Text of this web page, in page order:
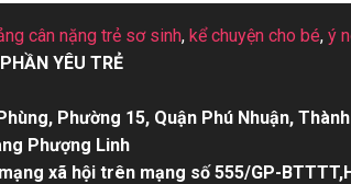
cân nặng trẻ sơ sinh, kể chuyện cho bé, ý
YÊU TRẺ
Phường 15, Quận Phú Nhuận,
Phượng Linh
xã hội trên mạng số 555/GP-